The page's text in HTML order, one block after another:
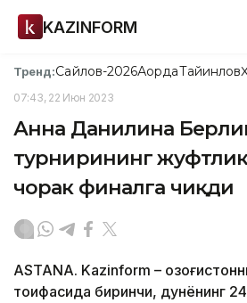
KAZINFORM
Тренд:Сайлов-2026АқордаТайинлов
07:43, 22 Июн 2023
Анна Данилина
турнирининг жуфтлик
чорак финалга чиқди
ASTANA. Kazinform –
тоифасида биринчи, дунёнинг